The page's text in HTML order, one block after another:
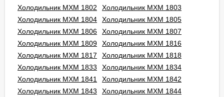
Холодильник МХМ 1802
Холодильник МХМ 1803
Холодильник МХМ 1804
Холодильник МХМ 1805
Холодильник МХМ 1806
Холодильник МХМ 1807
Холодильник МХМ 1809
Холодильник МХМ 1816
Холодильник МХМ 1817
Холодильник МХМ 1818
Холодильник МХМ 1833
Холодильник МХМ 1834
Холодильник МХМ 1841
Холодильник МХМ 1842
Холодильник МХМ 1843
Холодильник МХМ 1844